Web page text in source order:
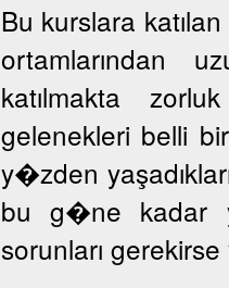
Bu kurslara
ortamlarından
katılmakta
gelenekleri belli
y�zden
bu g�ne kadar
sorunları